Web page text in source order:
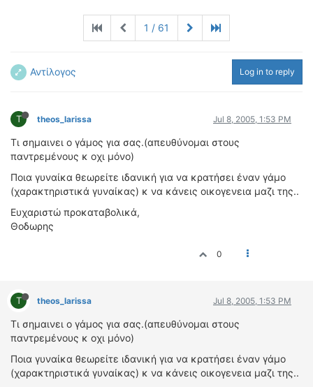
1 / 61
Αντίλογος Log in to reply
T theos_larissa Jul 8, 2005, 1:53 PM
Τι σημαινει ο γάμος για σας.(απευθύνομαι στους
παντρεμένους κ οχι μόνο)
Ποια γυναίκα θεωρείτε ιδανική για να κρατήσει έναν γάμο
(χαρακτηριστικά γυναίκας) κ να κάνεις οικογενεια μαζι της..
Ευχαριστώ προκαταβολικά,
Θοδωρης
0
T theos_larissa Jul 8, 2005, 1:53 PM
Τι σημαινει ο γάμος για σας.(απευθύνομαι στους
παντρεμένους κ οχι μόνο)
Ποια γυναίκα θεωρείτε ιδανική για να κρατήσει έναν γάμο
(χαρακτηριστικά γυναίκας) κ να κάνεις οικογενεια μαζι της..
ΣΥΓΚΡΙΤΙΚΕΣ ΔΟΚΙΜΕΣ
ΕΙΔΙΚΕΣ ΔΙΑΔΡΟΜΕΣ
ΟΔΟΙΠΟΡΙΚΑ
4TTV
ΝΕΑ ΜΟΝΤΕΛΑ
ΑΓΩΝΕΣ
ΕΙΔΗΣΕΙΣ – ΠΑΡΟΥΣΙΑΣΕΙΣ
ΛΕΞΙΚΟ
ΠΕΡΙΒΑΛΛΟΝ
ΔΟΚΙΜΕΣ – ΠΑΡΟΥΣΙΑΣΕΙΣ
ΕΙΔΗΣΕΙΣ